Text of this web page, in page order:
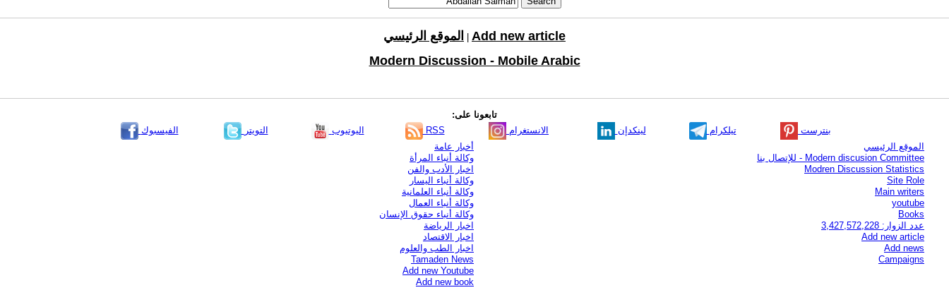
الموقع الرئيسي
Add new article
Modern Discussion - Mobile Arabic
تابعونا على:
الفيسبوك
التويتر اليوتيوب RSS الانستغرام لينكدإن تيلكرام
بنترست
الموقع الرئيسي
Modern discusion Committee - للإتصال بنا
Modren Discussion Statistics
Site Role
Main writers
youtube
Books
عدد الزوار: 3,427,572,228
Add new article
Add news
Campaigns
أخبار عامة
وكالة أنباء المرأة
اخبار الأدب والفن
وكالة أنباء اليسار
وكالة أنباء العلمانية
وكالة أنباء العمال
وكالة أنباء حقوق الإنسان
اخبار الرياضة
اخبار الاقتصاد
اخبار الطب والعلوم
Tamaden News
Add new Youtube
Add new book